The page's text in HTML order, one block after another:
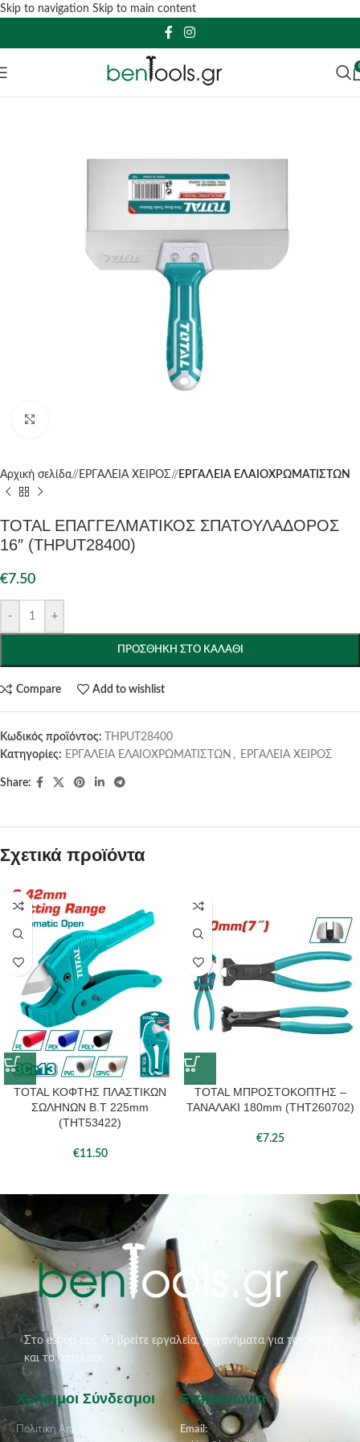
Skip to navigation Skip to main content
Αρχική σελίδα/ ΕΡΓΑΛΕΙΑ ΧΕΙΡΟΣ/ ΕΡΓΑΛΕΙΑ ΕΛΑΙΟΧΡΩΜΑΤΙΣΤΩΝ
TOTAL ΕΠΑΓΓΕΛΜΑΤΙΚΟΣ ΣΠΑΤΟΥΛΑΔΟΡΟΣ
16″ (THPUT28400)
€7.50
- +
ΠΡΟΣΘΉΚΗ ΣΤΟ ΚΑΛΆΘΙ
Compare Add to wishlist
Κωδικός προϊόντος:
THPUT28400
Κατηγορίες: ΕΡΓΑΛΕΙΑ ΕΛΑΙΟΧΡΩΜΑΤΙΣΤΩΝ , ΕΡΓΑΛΕΙΑ ΧΕΙΡΟΣ
Share:
Σχετικά προϊόντα
TOTAL ΚΟΦΤΗΣ ΠΛΑΣΤΙΚΩΝ
ΣΩΛΗΝΩΝ Β.Τ 225mm
(THT53422)
€11.50
TOTAL ΜΠΡΟΣΤΟΚΟΠΤΗΣ –
ΤΑΝΑΛΑΚΙ 180mm (THT260702)
€7.25
Στο eshop μας θα βρείτε εργαλεία, μηχανήματα για τον κήπο
και το σπίτι σας
Χρήσιμοι Σύνδεσμοι
Πολιτική Απορρήτου
Επικοινωνία
Email: